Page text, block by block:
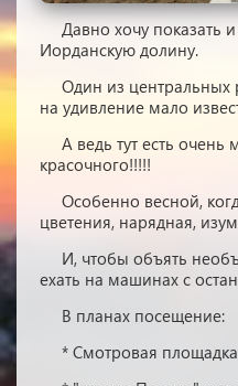
Давно хочу показать
Иорданскую долину.
Один из центральных
на удивление мало
А ведь тут есть очень
красочного!!!!!
Особенно весной,
цветения, нарядная,
И, чтобы объять
ехать на машинах с
В планах посещение:
* Смотровая